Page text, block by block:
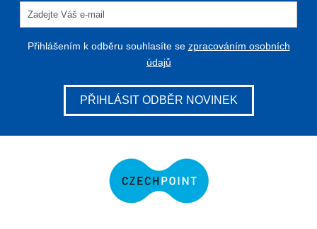
Přihlášením k odběru souhlasíte se zpracováním osobních
údajů
PŘIHLÁSIT ODBĚR NOVINEK